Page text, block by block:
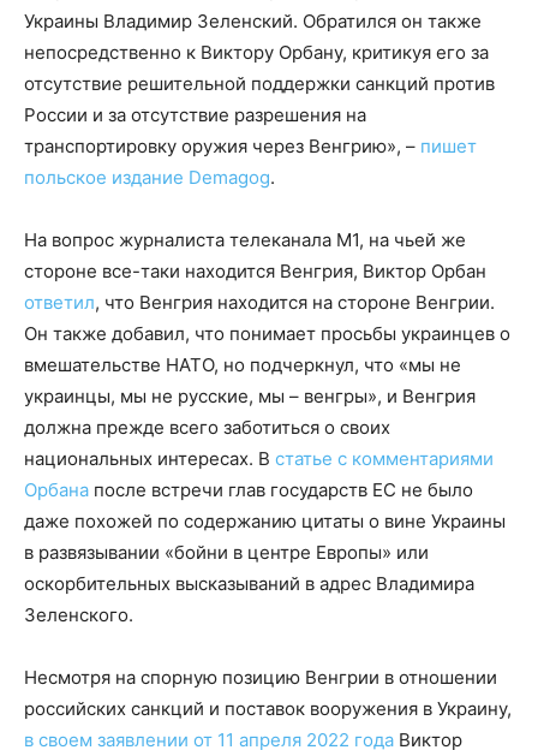
Украины Владимир Зеленский. Обратился он также
непосредственно к Виктору Орбану, критикуя его за
отсутствие решительной поддержки санкций против
России и за отсутствие разрешения на
транспортировку оружия через Венгрию», – пишет
польское издание Demagog.
На вопрос журналиста телеканала M1, на чьей же
стороне все-таки находится Венгрия, Виктор Орбан
ответил, что Венгрия находится на стороне Венгрии.
Он также добавил, что понимает просьбы украинцев о
вмешательстве НАТО, но подчеркнул, что «мы не
украинцы, мы не русские, мы – венгры», и Венгрия
должна прежде всего заботиться о своих
национальных интересах. В статье с комментариями
Орбана после встречи глав государств ЕС не было
даже похожей по содержанию цитаты о вине Украины
в развязывании «бойни в центре Европы» или
оскорбительных высказываний в адрес Владимира
Зеленского.
Несмотря на спорную позицию Венгрии в отношении
российских санкций и поставок вооружения в Украину,
в своем заявлении от 11 апреля 2022 года Виктор